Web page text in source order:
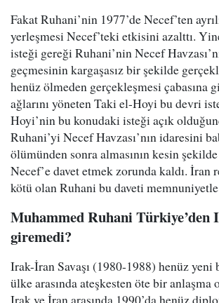
Fakat Ruhani’nin 1977’de Necef’ten
yerleşmesi Necef’teki etkisini azalttı.
isteği gereği Ruhani’nin Necef
geçmesinin kargaşasız bir şekilde
henüz ölmeden gerçekleşmesi çabasına
ağlarını yöneten Taki el-Hoyi bu devri
Hoyi’nin bu konudaki isteği açık
Ruhani’yi Necef Havzası’nın idaresini
ölümünden sonra almasının kesin
Necef’e davet etmek zorunda kaldı. İran
kötü olan Ruhani bu daveti
Muhammed Ruhani Türkiye’den
giremedi?
Irak-İran Savaşı (1980-1988) henüz
ülke arasında ateşkesten öte bir anlaşma
Irak ve İran arasında 1990’da henüz